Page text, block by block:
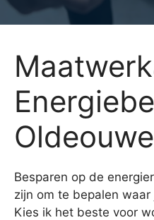
Besparen op de
zijn om te bepalen
Kies ik het beste voor